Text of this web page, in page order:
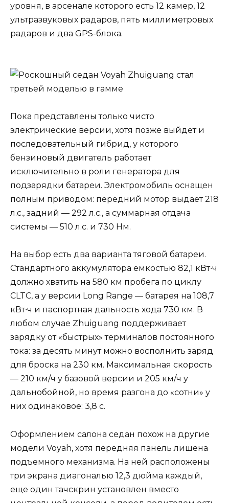
уровня, в арсенале которого есть 12 камер, 12
ультразвуковых радаров, пять миллиметровых
радаров и два GPS-блока.
Пока представлены только чисто
электрические версии, хотя позже выйдет и
последовательный гибрид, у которого
бензиновый двигатель работает
исключительно в роли генератора для
подзарядки батареи. Электромобиль оснащен
полным приводом: передний мотор выдает 218
л.с., задний — 292 л.с., а суммарная отдача
системы — 510 л.с. и 730 Нм.
На выбор есть два варианта тяговой батареи.
Стандартного аккумулятора емкостью 82,1 кВт∙ч
должно хватить на 580 км пробега по циклу
CLTC, а у версии Long Range — батарея на 108,7
кВт∙ч и паспортная дальность хода 730 км. В
любом случае Zhuiguang поддерживает
зарядку от «быстрых» терминалов постоянного
тока: за десять минут можно восполнить заряд
для броска на 230 км. Максимальная скорость
— 210 км/ч у базовой версии и 205 км/ч у
дальнобойной, но время разгона до «сотни» у
них одинаковое: 3,8 с.
Оформлением салона седан похож на другие
модели Voyah, хотя передняя панель лишена
подъемного механизма. На ней расположены
три экрана диагональю 12,3 дюйма каждый,
еще один тачскрин установлен вместо